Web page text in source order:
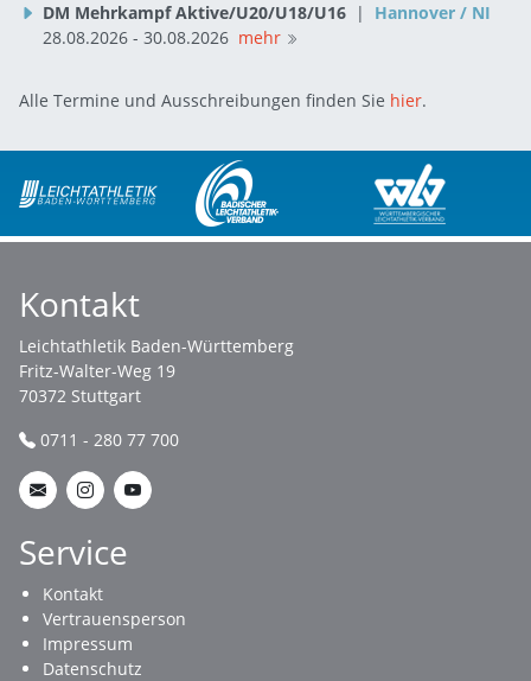
DM Mehrkampf Aktive/U20/U18/U16 |
Hannover / NI
28.08.2026 - 30.08.2026 mehr
Alle Termine und Ausschreibungen finden Sie hier.
Kontakt
Leichtathletik Baden-Württemberg
Fritz-Walter-Weg 19
70372 Stuttgart
0711 - 280 77 700
Service
Kontakt
Vertrauensperson
Impressum
Datenschutz